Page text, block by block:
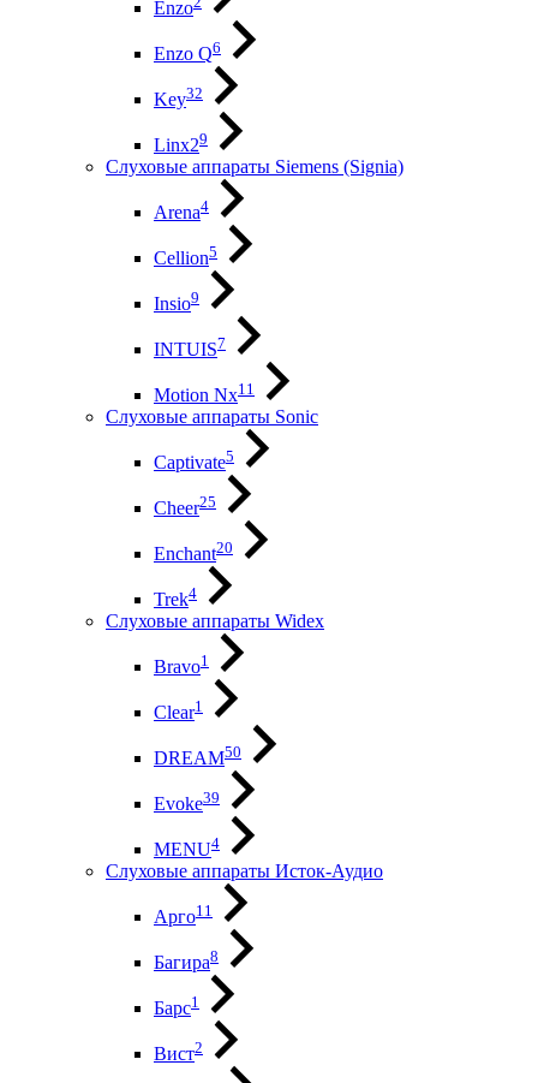
Enzo
Enzo Q6
Key32
Linx29
Слуховые аппараты Siemens (Signia)
Arena4
Cellion5
Insio9
INTUIS7
Motion Nx11
Слуховые аппараты Sonic
Captivate5
Cheer25
Enchant20
Trek4
Слуховые аппараты Widex
Bravo1
Clear1
DREAM50
Evoke39
MENU4
Слуховые аппараты Исток-Аудио
Арго11
Багира8
Барс1
Вист2